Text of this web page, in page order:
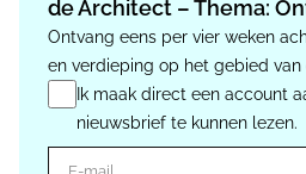
de Architect – Thema:
Ontvang eens per vier weken
en verdieping op het gebied van
Ik maak direct een account
nieuwsbrief te kunnen lezen.
E-mail